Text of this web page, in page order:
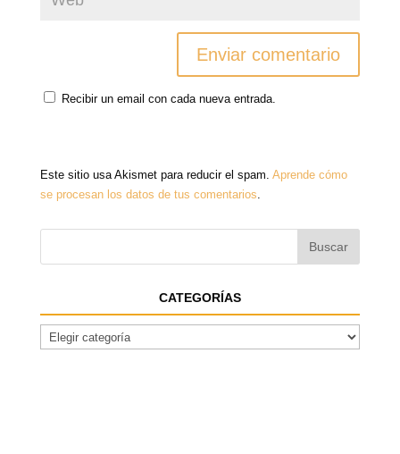
Recibir un email con cada nueva entrada.
Este sitio usa Akismet para reducir el spam. Aprende cómo
se procesan los datos de tus comentarios.
CATEGORÍAS